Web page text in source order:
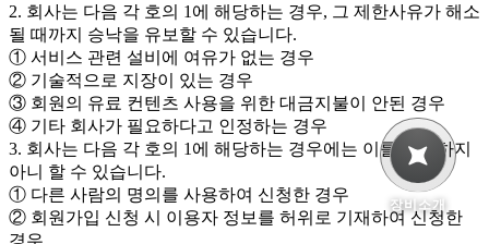
2. 회사는 다음 각 호의 1에 해당하는 경우, 그 제한사유가 해소
될 때까지 승낙을 유보할 수 있습니다.
① 서비스 관련 설비에 여유가 없는 경우
② 기술적으로 지장이 있는 경우
③ 회원의 유료 컨텐츠 사용을 위한 대금지불이 안된 경우
④ 기타 회사가 필요하다고 인정하는 경우
3. 회사는 다음 각 호의 1에 해당하는 경우에는 이를 승낙하지
아니 할 수 있습니다.
① 다른 사람의 명의를 사용하여 신청한 경우
② 회원가입 신청 시 이용자 정보를 허위로 기재하여 신청한
경우
장비소개